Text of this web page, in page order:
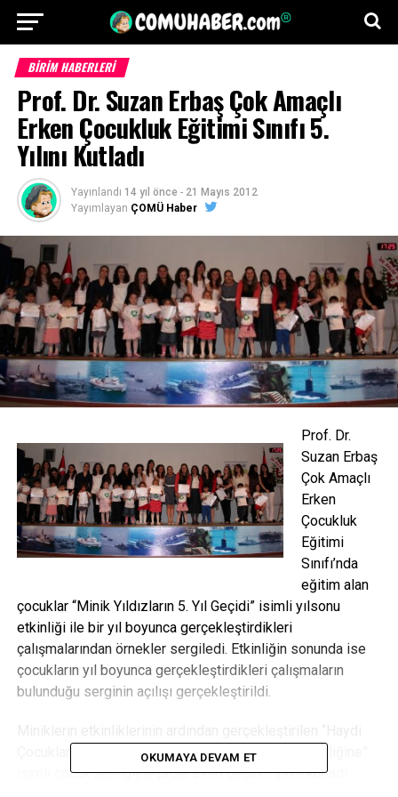
BİRİM HABERLERİ
Prof. Dr. Suzan Erbaş Çok Amaçlı
Erken Çocukluk Eğitimi Sınıfı 5.
Yılını Kutladı
Yayınlandı 14 yıl önce - 21 Mayıs 2012
Yayımlayan ÇOMÜ Haber
Prof. Dr.
Suzan Erbaş
Çok Amaçlı
Erken
Çocukluk
Eğitimi
Sınıfı’nda
eğitim alan
çocuklar “Minik Yıldızların 5. Yıl Geçidi” isimli yılsonu
etkinliği ile bir yıl boyunca gerçekleştirdikleri
çalışmalarından örnekler sergiledi. Etkinliğin sonunda ise
çocukların yıl boyunca gerçekleştirdikleri çalışmaların
bulunduğu serginin açılışı gerçekleştirildi.
Çocuklar Elele, Çok Amaçlı Sınıf Hasat Zamanı Şenliğine”
isimli çocuk şenliğiyle proje sınıfı beşinci yılını kutladı.
OKUMAYA DEVAM ET